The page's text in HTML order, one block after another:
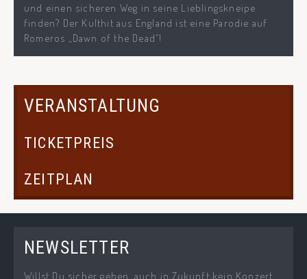
und einen sicheren Weg in seine Lieblingskneipe
finden? Der Kulthit aus England ist eine Parodie auf
Romeros „Dawn of the Dead“!
VERANSTALTUNG
TICKETPREIS
ZEITPLAN
NEWSLETTER
Willst Du sicher gehen, auch in Zukunft kein Konzert